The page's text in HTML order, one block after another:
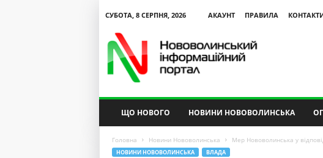
СУБОТА, 8 СЕРПНЯ, 2026 АКАУНТ ПРАВИЛА
ЩО НОВОГО НОВИНИ НОВОВОЛИНСЬКА
Головна Новини Нововолинська Мер Нововолинська у
НОВИНИ НОВОВОЛИНСЬКА ВЛАДА